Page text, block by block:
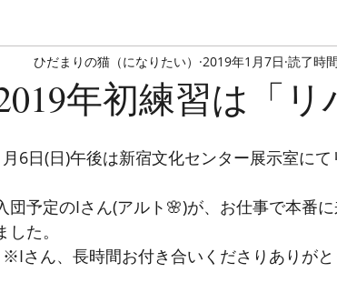
合唱への想い 趣味 対新型コロナ
年初練習は「リ
ひだまりの猫（になりたい） 2019年1月7日 読了時
6日(日)午後は新宿文化センター展示室にて
団予定のIさん(アルト🌸)が、お仕事で本番
した。
※Iさん、長時間お付き合いくださりありが